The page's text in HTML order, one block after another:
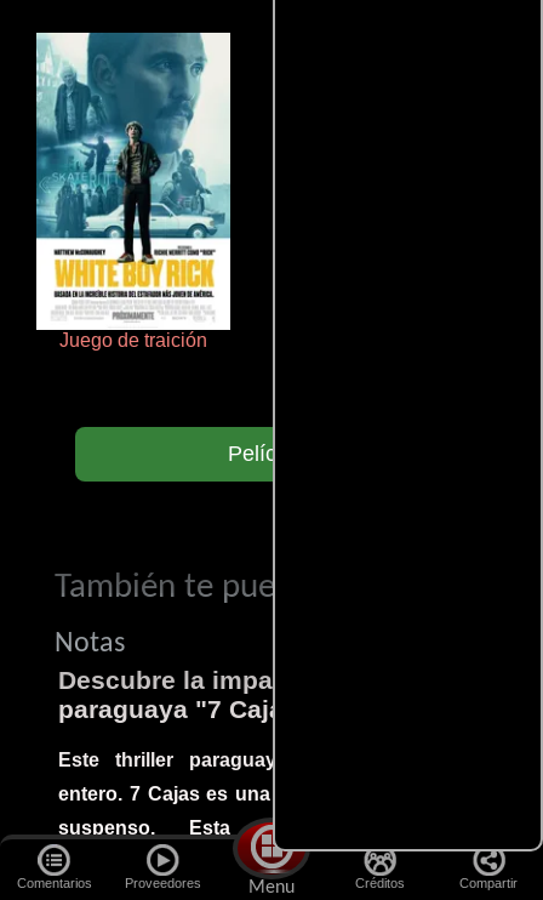
Comentarios Proveedores Menu Créditos Compartir
Juego de traición
Películas
También te puede interesar...
Notas
Descubre la impactante película
paraguaya "7 Cajas"
Este thriller paraguayo cautivó al mundo
entero. 7 Cajas es una explosión de acción y
suspenso. Esta joya cinematográfica
latinoamericana sigue la historia de un